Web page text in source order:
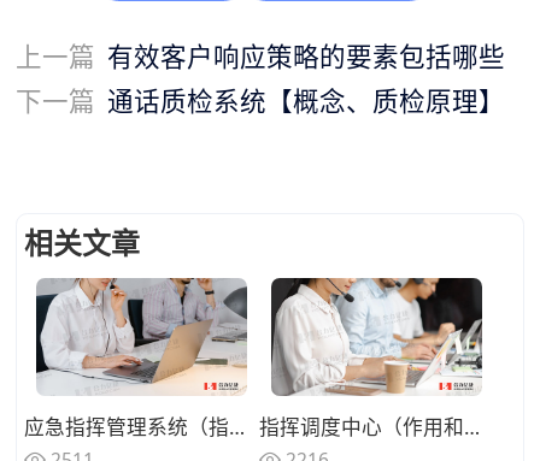
上一篇 有效客户响应策略的要素包括哪些
下一篇 通话质检系统【概念、质检原理】
相关文章
应急指挥管理系统（指挥调度，解决各种问题） 指挥调度中心（作用和应用场景）